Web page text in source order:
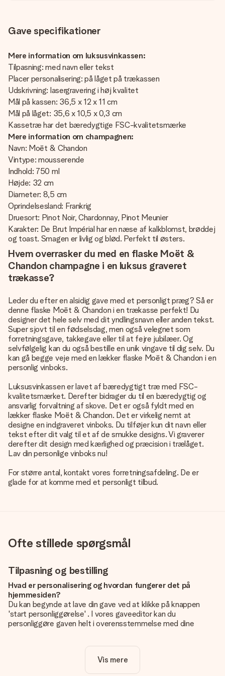
Gave specifikationer
Mere information om luksusvinkassen:
Tilpasning: med navn eller tekst
Placer personalisering: på låget på trækassen
Udskrivning: lasergravering i høj kvalitet
Mål på kassen: 36,5 x 12 x 11 cm
Mål på låget: 35,6 x 10,5 x 0,3 cm
Kassetræ har det bæredygtige FSC-kvalitetsmærke
Mere information om champagnen:
Navn: Moët & Chandon
Vintype: mousserende
Indhold: 750 ml
Højde: 32 cm
Diameter: 8,5 cm
Oprindelsesland: Frankrig
Druesort: Pinot Noir, Chardonnay, Pinot Meunier
Karakter: De Brut Impérial har en næse af kalkblomst, brøddej
og toast. Smagen er livlig og blød. Perfekt til østers.
Hvem overrasker du med en flaske Moët &
Chandon champagne i en luksus graveret
trækasse?
Leder du efter en alsidig gave med et personligt præg? Så er
denne flaske Moët & Chandon i en trækasse perfekt! Du
designer det hele selv med dit yndlingsnavn eller anden tekst.
Super sjovt til en fødselsdag, men også velegnet som
forretningsgave, takkegave eller til at fejre jubilæer. Og
selvfølgelig kan du også bestille en unik vingave til dig selv. Du
kan gå begge veje med en lækker flaske Moët & Chandon i en
personlig vinboks.
Luksusvinkassen er lavet af bæredygtigt træ med FSC-
kvalitetsmærket. Derefter bidrager du til en bæredygtig og
ansvarlig forvaltning af skove. Det er også fyldt med en
lækker flaske Moët & Chandon. Det er virkelig nemt at
designe en indgraveret vinboks. Du tilføjer kun dit navn eller
tekst efter dit valg til et af de smukke designs. Vi graverer
derefter dit design med kærlighed og præcision i trælåget.
Lav din personlige vinboks nu!
For større antal, kontakt vores forretningsafdeling. De er
glade for at komme med et personligt tilbud.
Ofte stillede spørgsmål
Tilpasning og bestilling
Hvad er personalisering og hvordan fungerer det på
hjemmesiden?
Du kan begynde at lave din gave ved at klikke på knappen
'start personliggørelse' . I vores gaveeditor kan du
personliggøre gaven helt i overensstemmelse med dine
Er personalisering inkluderet i prisen?
Prisen der vises på hjemmesiden omfatter personliggørelse
Vis mere